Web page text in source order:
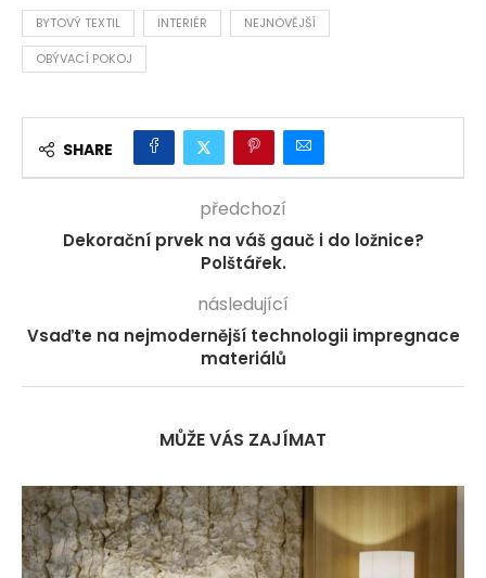
BYTOVÝ TEXTIL INTERIÉR NEJNOVĚJŠÍ
OBÝVACÍ POKOJ
SHARE
předchozí
Dekorační prvek na váš gauč i do ložnice?
Polštářek.
následující
Vsaďte na nejmodernější technologii impregnace
materiálů
MŮŽE VÁS ZAJÍMAT